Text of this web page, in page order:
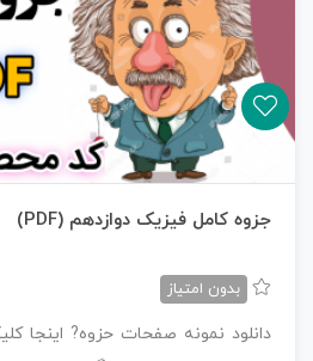
جزوه کامل فیزیک دوازدهم (PDF)
بدون امتیاز
دانلود نمونه صفحات حزوه? اینجا